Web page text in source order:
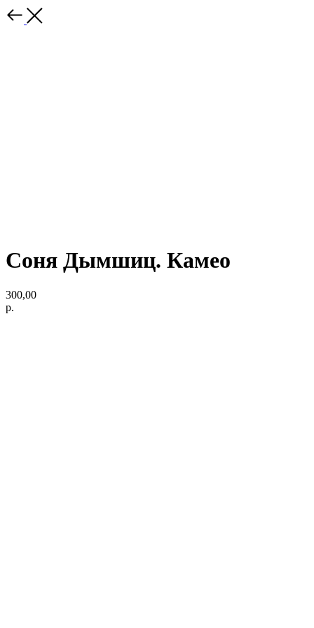
Соня Дымшиц. Камео
300,00
р.